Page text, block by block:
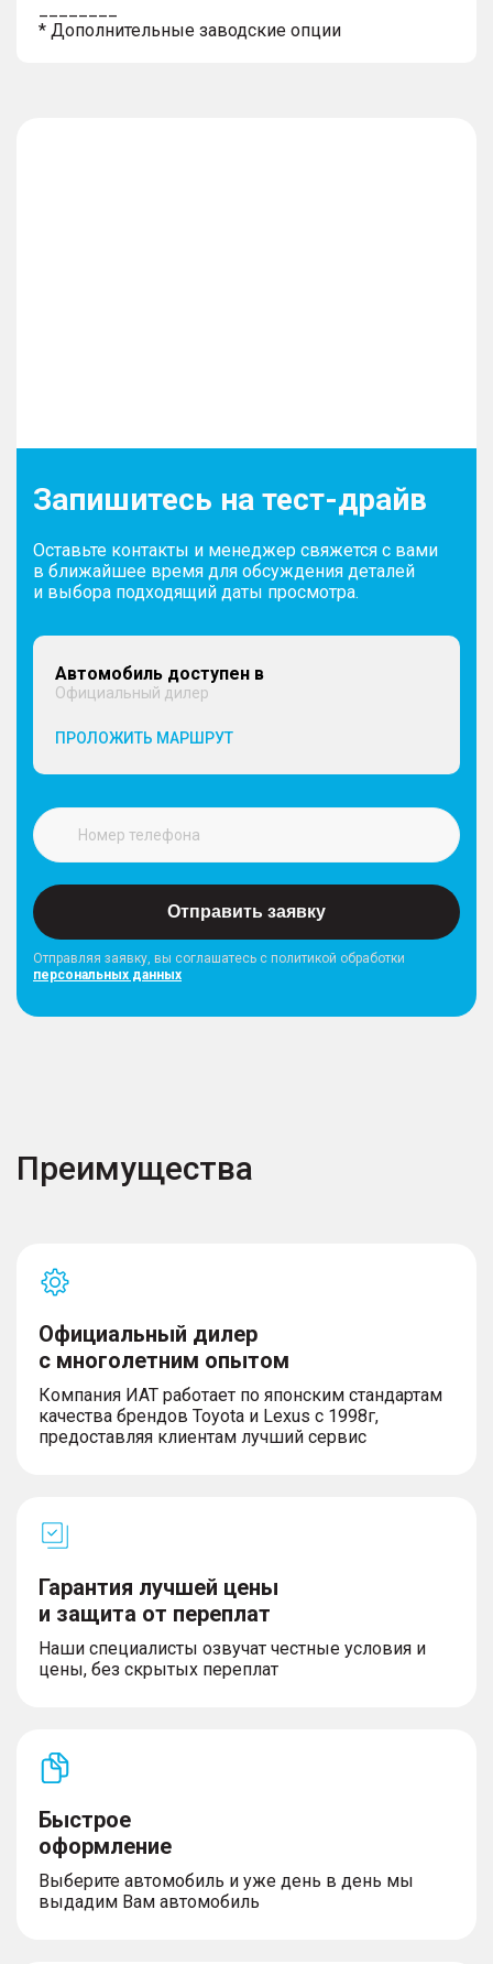
* Дополнительные заводские опции
Запишитесь на тест-драйв
Оставьте контакты и менеджер свяжется с вами
в ближайшее время для обсуждения деталей
и выбора подходящий даты просмотра.
Автомобиль доступен в
Официальный дилер
ПРОЛОЖИТЬ МАРШРУТ
Отправить заявку
Отправляя заявку, вы соглашатесь с политикой обработки
персональных данных
Преимущества
Официальный дилер
с многолетним опытом
Компания ИАТ работает по японским стандартам
качества брендов Toyota и Lexus с 1998г,
предоставляя клиентам лучший сервис
Гарантия лучшей цены
и защита от переплат
Наши специалисты озвучат честные условия и
цены, без скрытых переплат
Быстрое
оформление
Выберите автомобиль и уже день в день мы
выдадим Вам автомобиль